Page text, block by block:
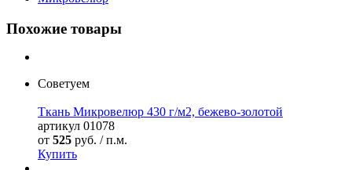
Похожие товары
Советуем
Ткань Микровелюр 430 г/м2, бежево-золотой
артикул 01078
от 525 руб. / п.м.
Купить